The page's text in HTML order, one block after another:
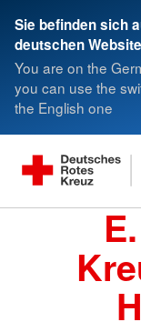
Sie befinden sich
deutschen Website
You are on the
you can use the
the English one